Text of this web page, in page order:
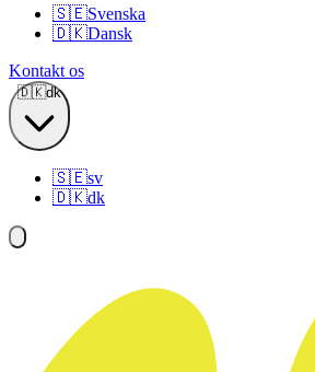
🇸🇪Svenska
🇩🇰Dansk
Kontakt os
🇩🇰dk
🇸🇪sv
🇩🇰dk